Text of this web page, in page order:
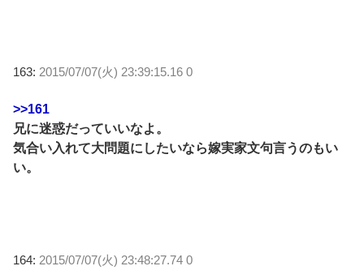
163: 2015/07/07(火) 23:39:15.16 0
>>161
兄に迷惑だっていいなよ。
気合い入れて大問題にしたいなら嫁実家文句言うのもい
い。
164: 2015/07/07(火) 23:48:27.74 0